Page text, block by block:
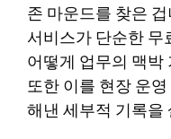
존 마운드를 찾은
서비스가 단순한
어떻게 업무의 맥
또한 이를 현장 운
해낸 세부적 기록을